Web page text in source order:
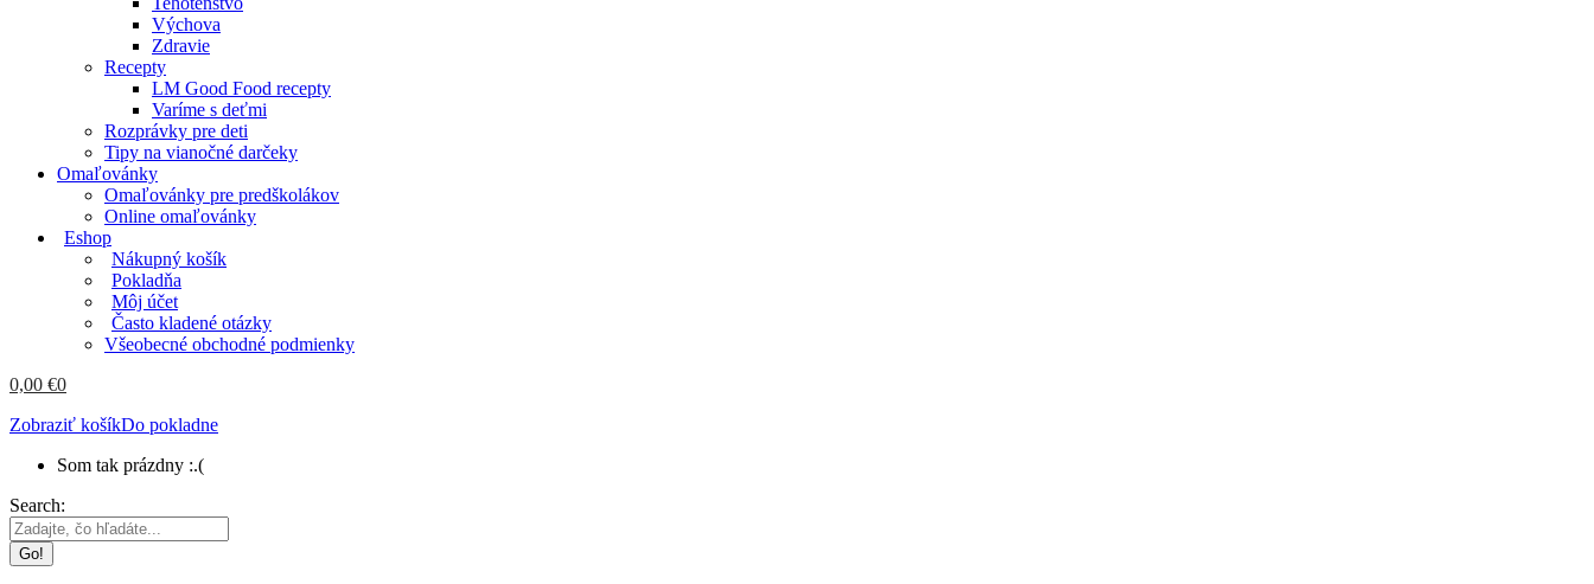
Výchova
Zdravie
Recepty
LM Good Food recepty
Varíme s deťmi
Rozprávky pre deti
Tipy na vianočné darčeky
Omaľovánky
Omaľovánky pre predškolákov
Online omaľovánky
Eshop
Nákupný košík
Pokladňa
Môj účet
Často kladené otázky
Všeobecné obchodné podmienky
0,00 €0
Zobraziť košíkDo pokladne
Som tak prázdny :.(
Search: